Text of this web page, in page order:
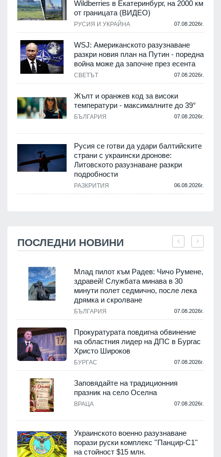
Wildberries в Екатеринбург, на 2000 км
от границата (ВИДЕО)
РУСИЯ И УКРАЙНА 07.08.2026г.
WSJ: Американското разузнаване
разкри новия план на Путин - поредна
война може да започне през есента
СВЕТЪТ 07.08.2026г.
Жълт и оранжев код за високи
температури - максималните до 39°
БЪЛГАРИЯ 07.08.2026г.
Русия се готви да удари балтийските
страни с украински дронове:
Литовското разузнаване разкри
подробности
РАЗКРИТИЯ 06.08.2026г.
ПОСЛЕДНИ НОВИНИ
Млад пилот към Радев: Чичо Румене,
здравей! Службата минава в 30
минути полет седмично, после лека
дрямка и скролване
БЪЛГАРИЯ 07.08.2026г.
Прокуратурата повдигна обвинение
на областния лидер на ДПС в Бургас
Христо Широков
БУРГАС 07.08.2026г.
Заповядайте на традиционния
празник на село Оселна
ВРАЦА 07.08.2026г.
Украинското военно разузнаване
порази руски комплекс ''Панцир-С1''
на стойност $15 млн.